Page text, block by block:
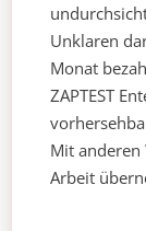
Unklaren
Monat
ZAPTEST
Mit anderen
Arbeit